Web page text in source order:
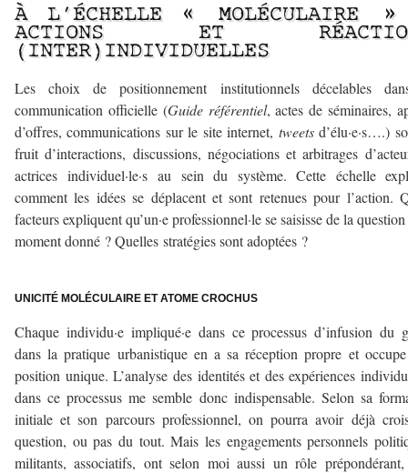
À L’ÉCHELLE « MOLÉCULAIRE
ACTIONS ET
(INTER)INDIVIDUELLES
Les choix de positionnement institutionnels décelables
communication officielle (Guide référentiel, actes de séminaires,
d’offres, communications sur le site internet, tweetsd’élu·e·s….)
fruit d’interactions, discussions, négociations et arbitrages
actrices individuel·le·s au sein du système. Cette échelle
comment les idées se déplacent et sont retenues pour l’action.
facteurs expliquent qu’un·e professionnel·le se saisisse de la
moment donné ? Quelles stratégies sont adoptées ?
UNICITÉ MOLÉCULAIRE ET ATOME CROCHUS
Chaque individu·e impliqué·e dans ce processus d’infusion du
dans la pratique urbanistique en a sa réception propre et
position unique. L’analyse des identités et des expériences
dans ce processus me semble donc indispensable. Selon sa
initiale et son parcours professionnel, on pourra avoir déjà
question, ou pas du tout. Mais les engagements personnels
militants, associatifs, ont selon moi aussi un rôle